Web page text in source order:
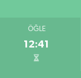
ÖĞLE
12:41